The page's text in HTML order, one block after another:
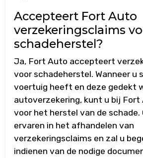
Accepteert Fort Auto
verzekeringsclaims
schadeherstel?
Ja, Fort Auto accepteert
voor schadeherstel. Wanneer u
voertuig heeft en deze gedekt
autoverzekering, kunt u bij
voor het herstel van de schade.
ervaren in het afhandelen van
verzekeringsclaims en zal u
indienen van de nodige